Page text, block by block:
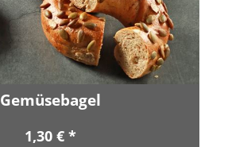
Gemüsebagel
1,30 € *